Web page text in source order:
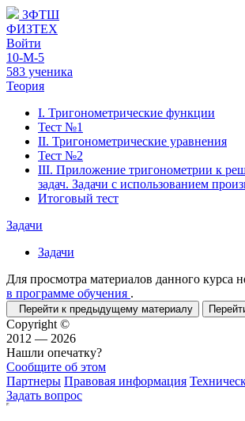
ЗФТШ
ФИЗТЕХ
Войти
10-М-5
583 ученика
Теория
I. Тригонометрические функции
Тест №1
II. Тригонометрические уравнения
Тест №2
III. Приложение тригонометрии к
задач. Задачи с использованием
Итоговый тест
Задачи
Задачи
Для просмотра материалов данного курса
в программе обучения .
Перейти к предыдущему материалу
Copyright ©
2012 — 2026
Нашли опечатку?
Сообщите об этом
Партнеры Правовая информация
Задать вопрос